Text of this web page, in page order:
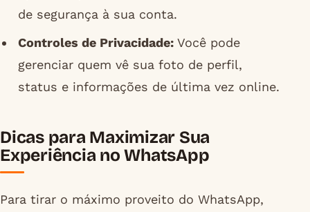
de segurança à sua conta.
Controles de Privacidade:Você pode
gerenciar quem vê sua foto de perfil,
status e informações de última vez online.
Dicas para Maximizar Sua
Experiência no WhatsApp
Para tirar o máximo proveito do WhatsApp,